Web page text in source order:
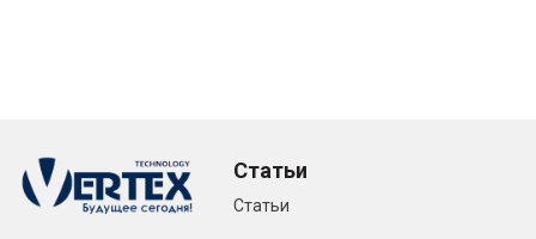
Статьи
Статьи